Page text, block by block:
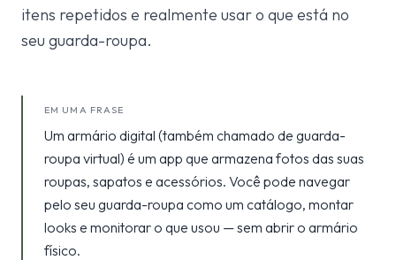
itens repetidos e realmente usar o que está no
seu guarda-roupa.
EM UMA FRASE
Um armário digital (também chamado de guarda-
roupa virtual) é um app que armazena fotos das suas
roupas, sapatos e acessórios. Você pode navegar
pelo seu guarda-roupa como um catálogo, montar
looks e monitorar o que usou — sem abrir o armário
físico.